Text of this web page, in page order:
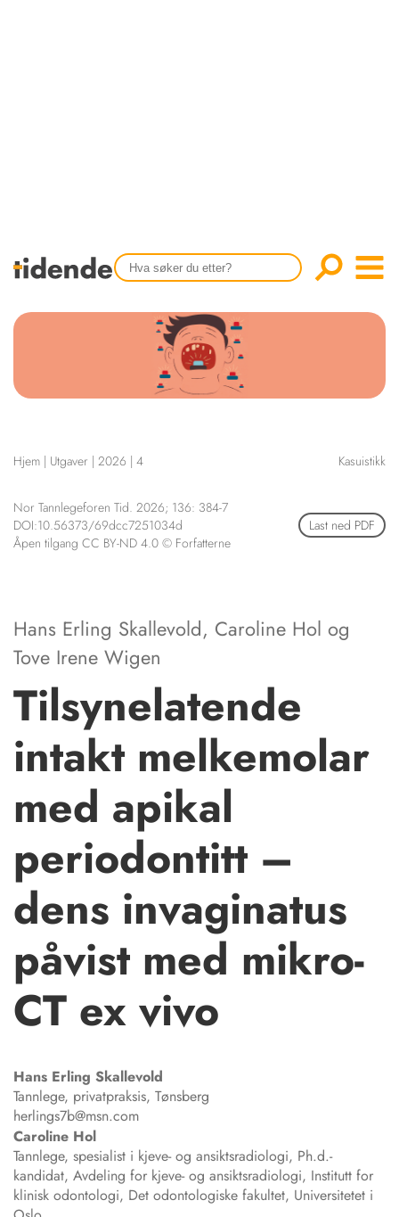
Årsindekser
HENVISNINGER
STILLINGER
KJØP & SALG
ANNONSERING
KONTAKT
OM OSS
CONTENT IN ENGLISH
Publication and media
The editorial board
Hjem | Utgaver | 2026 | 4 Kasuistikk
Nor Tannlegeforen Tid. 2026; 136: 384-7
DOI:10.56373/69dcc7251034d
Åpen tilgang CC BY-ND 4.0 © Forfatterne
Last ned PDF
Hans Erling Skallevold, Caroline Hol og
Tove Irene Wigen
Tilsynelatende
intakt melkemolar
med apikal
periodontitt –
dens invaginatus
påvist med mikro-
CT ex vivo
Hans Erling Skallevold
Tannlege, privatpraksis, Tønsberg
herlings7b@msn.com
Caroline Hol
Tannlege, spesialist i kjeve- og ansiktsradiologi, Ph.d.-
kandidat, Avdeling for kjeve- og ansiktsradiologi, Institutt for
klinisk odontologi, Det odontologiske fakultet, Universitetet i